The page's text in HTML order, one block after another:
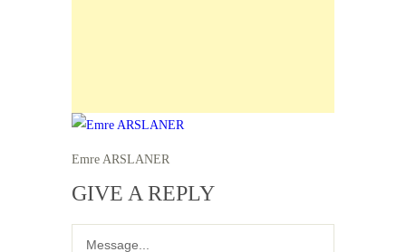
Emre ARSLANER
GIVE A REPLY